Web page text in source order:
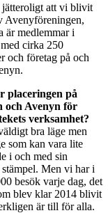
jätteroligt att vi blivit
Avenyföreningen,
är medlemmar i
cirka 250
och företag på och
placeringen på
och Avenyn för
verksamhet?
bra läge men
som kan vara lite
i och med sin
Men vi har i
besök varje dag, det
blev klar 2014 blivit
är till för alla.